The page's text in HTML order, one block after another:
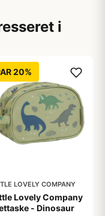
i
20%
LOVELY COMPANY
Lovely Company
- Dinosaur